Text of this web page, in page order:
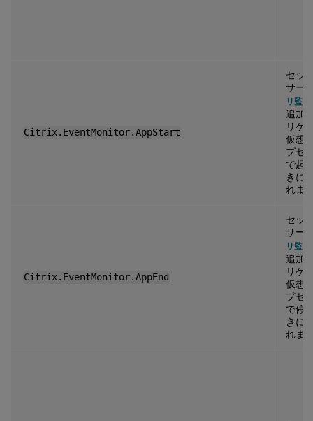
Citrix.EventMonitor.AppStart
セッ
サー
リ監
追加
リケ
仮想
プセ
で起
きに
れま
Citrix.EventMonitor.AppEnd
セッ
サー
リ監
追加
リケ
仮想
プセ
で停
きに
れま